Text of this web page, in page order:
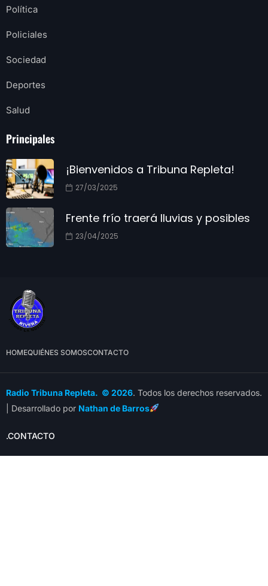
Política
Policiales
Sociedad
Deportes
Salud
Principales
¡Bienvenidos a Tribuna Repleta!
27/03/2025
Frente frío traerá lluvias y posibles
23/04/2025
HOMEQUIÉNES SOMOSCONTACTO
Radio Tribuna Repleta. © 2026. Todos los derechos reservados.
| Desarrollado por Nathan de Barros
.CONTACTO